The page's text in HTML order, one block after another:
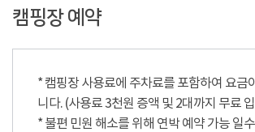
캠핑장 예약
* 캠핑장 사용료에 주차료를 포함하여 요금
니다. (사용료 3천원 증액 및 2대까지 무료
* 불편 민원 해소를 위해 연박 예약 가능 일